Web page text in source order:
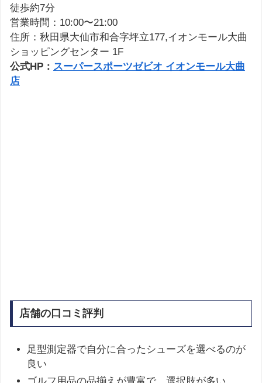
徒歩約7分
営業時間：10:00〜21:00
住所：秋田県大仙市和合字坪立177,イオンモール大曲
ショッピングセンター 1F
公式HP： スーパースポーツゼビオ イオンモール大曲
店
店舗の口コミ評判
足型測定器で自分に合ったシューズを選べるのが
良い​
ゴルフ用品の品揃えが豊富で、選択肢が多い​